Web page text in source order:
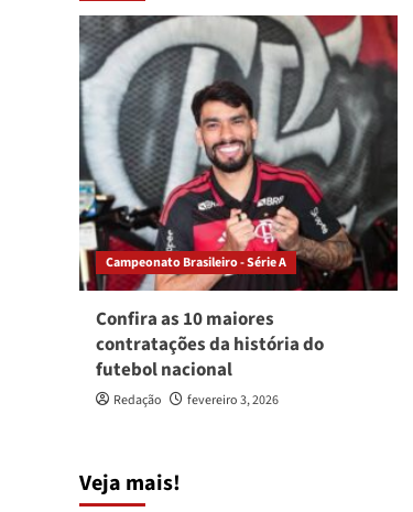
Campeonato Brasileiro - Série A
Confira as 10 maiores
contratações da história do
futebol nacional
Redação fevereiro 3, 2026
Veja mais!